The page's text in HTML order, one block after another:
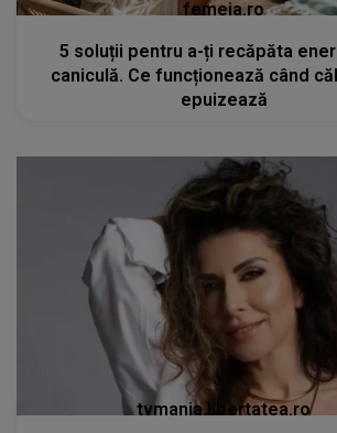
femeia.ro
5 soluții pentru a-ți recăpăta
caniculă. Ce funcționează când
epuizează
tvmania.libertatea.ro